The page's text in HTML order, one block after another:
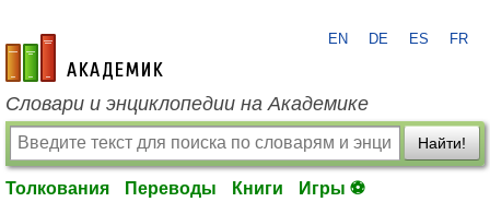
academic.ru
EN DE ES FR
Словари и энциклопедии на Академике
Найти!
Толкования Переводы Книги Игры ⚽